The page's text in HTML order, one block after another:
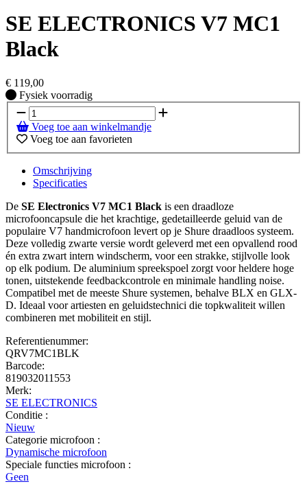
SE ELECTRONICS V7 MC1
Black
€ 119,00
Fysiek voorradig
Fysiek voorradig
Voeg toe aan winkelmandje
Voeg toe aan favorieten
Omschrijving
Specificaties
De SE Electronics V7 MC1 Black is een draadloze
microfooncapsule die het krachtige, gedetailleerde geluid van de
populaire V7 handmicrofoon levert op je Shure draadloos systeem.
Deze volledig zwarte versie wordt geleverd met een opvallend rood
én extra zwart intern windscherm, voor een strakke, stijlvolle look
op elk podium. De aluminium spreekspoel zorgt voor heldere hoge
tonen, uitstekende feedbackcontrole en minimale handling noise.
Compatibel met de meeste Shure systemen, behalve BLX en GLX-
D. Ideaal voor artiesten en geluidstechnici die topkwaliteit willen
combineren met mobiliteit en stijl.
Referentienummer:
QRV7MC1BLK
Barcode:
819032011553
Merk:
SE ELECTRONICS
Conditie :
Nieuw
Categorie microfoon :
Dynamische microfoon
Speciale functies microfoon :
Geen